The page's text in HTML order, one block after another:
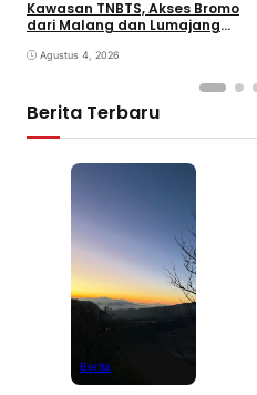
Kawasan TNBTS, Akses Bromo
dari Malang dan Lumajang
Agustus 4, 2026
Berita Terbaru
Berita